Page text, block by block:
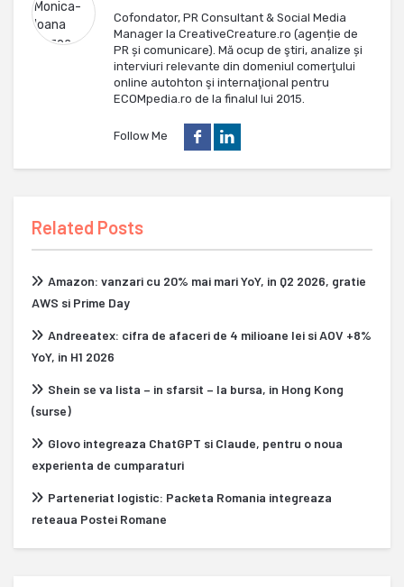
Cofondator, PR Consultant & Social Media
Manager la CreativeCreature.ro (agenție de
PR și comunicare). Mă ocup de ştiri, analize și
interviuri relevante din domeniul comerţului
online autohton şi internaţional pentru
ECOMpedia.ro de la finalul lui 2015.
Follow Me
Related Posts
Amazon: vanzari cu 20% mai mari YoY, in Q2 2026, gratie
AWS si Prime Day
Andreeatex: cifra de afaceri de 4 milioane lei si AOV +8%
YoY, in H1 2026
Shein se va lista – in sfarsit – la bursa, in Hong Kong
(surse)
Glovo integreaza ChatGPT si Claude, pentru o noua
experienta de cumparaturi
Parteneriat logistic: Packeta Romania integreaza
reteaua Postei Romane